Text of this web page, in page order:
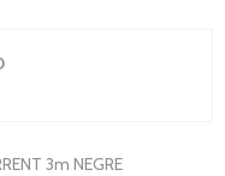
3m NEGRE